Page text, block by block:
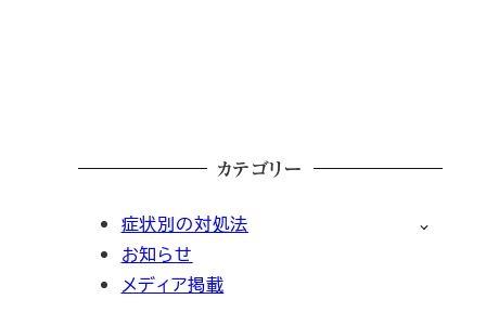
カテゴリー
症状別の対処法
お知らせ
メディア掲載